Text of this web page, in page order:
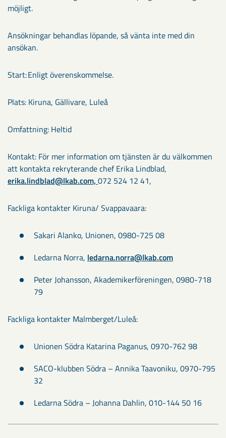
möjligt.
Ansökningar behandlas löpande, så vänta inte med din
ansökan.
Start: Enligt överenskommelse.
Plats: Kiruna, Gällivare, Luleå
Omfattning: Heltid
Kontakt: För mer information om tjänsten är du välkommen
att kontakta rekryterande chef Erika Lindblad,
erika.lindblad@lkab.com, 072 524 12 41,
Fackliga kontakter Kiruna/ Svappavaara:
Sakari Alanko, Unionen, 0980-725 08
Ledarna Norra, ledarna.norra@lkab.com
Peter Johansson, Akademikerföreningen, 0980-718
79
Fackliga kontakter Malmberget/Luleå:
Unionen Södra Katarina Paganus, 0970-762 98
SACO-klubben Södra – Annika Taavoniku, 0970-795
32
Ledarna Södra – Johanna Dahlin, 010-144 50 16